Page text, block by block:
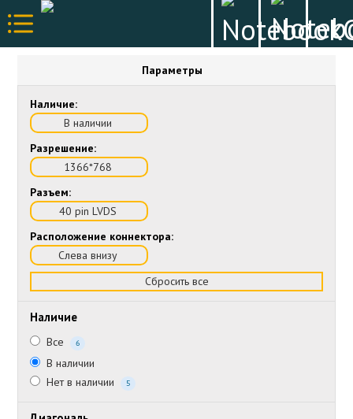
Параметры
Наличие:
В наличии
Разрешение:
1366*768
Разъем:
40 pin LVDS
Расположение коннектора:
Слева внизу
Сбросить все
Наличие
Все 6
В наличии
Нет в наличии
5